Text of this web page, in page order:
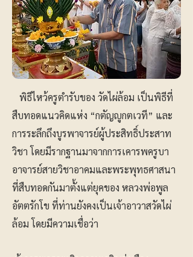
พิธีไหว้ครูตำรับของ วัดไผ่ล้อม เป็นพิธีที่
สืบทอดแนวคิดแห่ง “กตัญญูกตเวที” และ
การระลึกถึงบูรพาจารย์ผู้ประสิทธิ์ประสาท
วิชา โดยมีรากฐานมาจากการเคารพครูบา
อาจารย์สายวิชาอาคมและพระพุทธศาสนา
ที่สืบทอดกันมาตั้งแต่ยุคของ หลวงพ่อพูล
อัตตรักโข ที่ท่านยังคงเป็นเจ้าอาวาสวัดไผ่
ล้อม โดยมีความเชื่อว่า